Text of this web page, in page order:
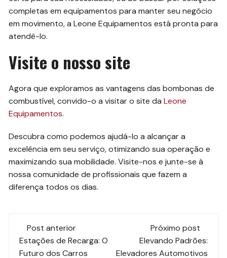
completas em equipamentos para manter seu negócio
em movimento, a Leone Equipamentos está pronta para
atendê-lo.
Visite o nosso site
Agora que exploramos as vantagens das bombonas de
combustível, convido-o a visitar o site daLeone
Equipamentos.
Descubra como podemos ajudá-lo a alcançar a
excelência em seu serviço, otimizando sua operação e
maximizando sua mobilidade. Visite-nos e junte-se à
nossa comunidade de profissionais que fazem a
diferença todos os dias.
Navegação
de
Post anterior
Estações de Recarga: O
Futuro dos Carros
Próximo post
Elevando Padrões:
Elevadores Automotivos